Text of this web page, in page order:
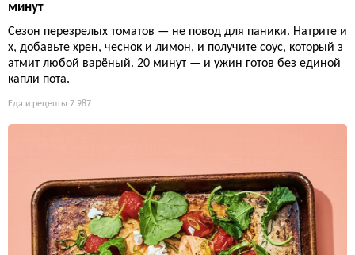
минут
Сезон перезрелых томатов — не повод для паники. Натрите и
х, добавьте хрен, чеснок и лимон, и получите соус, который з
атмит любой варёный. 20 минут — и ужин готов без единой
капли пота.
Еда и рецепты 7 987